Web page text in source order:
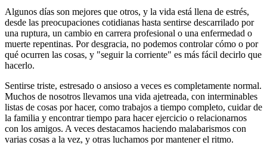
Algunos días son mejores que otros, y la vida está llena de estrés,
desde las preocupaciones cotidianas hasta sentirse descarrilado por
una ruptura, un cambio en carrera profesional o una enfermedad o
muerte repentinas. Por desgracia, no podemos controlar cómo o por
qué ocurren las cosas, y "seguir la corriente" es más fácil decirlo que
hacerlo.
Sentirse triste, estresado o ansioso a veces es completamente normal.
Muchos de nosotros llevamos una vida ajetreada, con interminables
listas de cosas por hacer, como trabajos a tiempo completo, cuidar de
la familia y encontrar tiempo para hacer ejercicio o relacionarnos
con los amigos. A veces destacamos haciendo malabarismos con
varias cosas a la vez, y otras luchamos por mantener el ritmo.